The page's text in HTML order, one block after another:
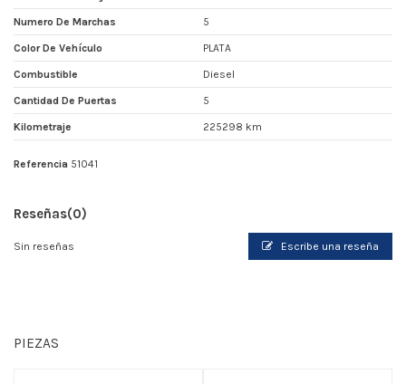
Numero De Marchas 5
Color De Vehículo PLATA
Combustible Diesel
Cantidad De Puertas 5
Kilometraje 225298 km
Referencia 51041
Reseñas(0)
Sin reseñas Escribe una reseña
PIEZAS